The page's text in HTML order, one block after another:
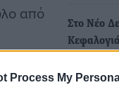
Process My
από
3
Στο Νέο